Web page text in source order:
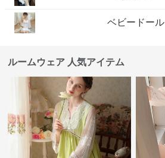
ベビードール
ルームウェア 人気アイテム